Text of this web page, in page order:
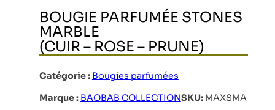
BOUGIE PARFUMÉE STONES
MARBLE
(CUIR – ROSE – PRUNE)
Catégorie : Bougies parfumées
Marque : BAOBAB COLLECTIONSKU: MAXSMA